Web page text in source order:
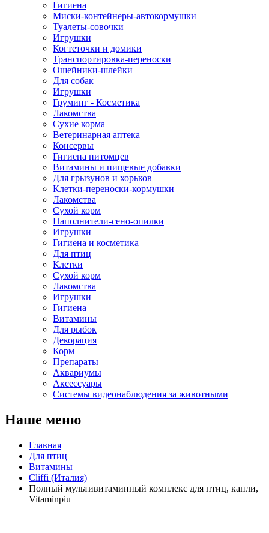
Гигиена
Миски-контейнеры-автокормушки
Туалеты-совочки
Игрушки
Когтеточки и домики
Транспортировка-переноски
Ошейники-шлейки
Для собак
Игрушки
Груминг - Косметика
Лакомства
Сухие корма
Ветеринарная аптека
Консервы
Гигиена питомцев
Витамины и пищевые добавки
Для грызунов и хорьков
Клетки-переноски-кормушки
Лакомства
Сухой корм
Наполнители-сено-опилки
Игрушки
Гигиена и косметика
Для птиц
Клетки
Сухой корм
Лакомства
Игрушки
Гигиена
Витамины
Для рыбок
Декорация
Корм
Препараты
Аквариумы
Аксессуары
Cистемы видеонаблюдения за животными
Наше меню
Главная
Для птиц
Витамины
Cliffi (Италия)
Полный мультивитаминный комплекс для птиц, капли,
Vitaminpiu